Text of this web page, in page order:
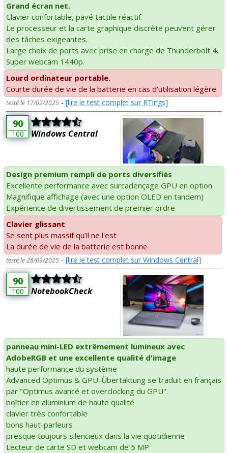
Grand écran net.
Clavier confortable, pavé tactile réactif.
Le processeur et la carte graphique discrète peuvent gérer
des tâches exigeantes.
Large choix de ports avec prise en charge de Thunderbolt 4.
Super webcam 1440p.
Lourd ordinateur portable.
Courte durée de vie de la batterie en cas d'utilisation légère.
testé le 17/02/2025 - [lire le test complet sur RTings]
90
100 Windows Central
Design premium rempli de ports diversifiés
Excellente performance avec surcadençage GPU en option
Magnifique affichage (avec une option OLED en tandem)
Expérience de divertissement de premier ordre
Clavier glissant
Se sent plus massif qu'il ne l'est
La durée de vie de la batterie est bonne
testé le 28/09/2025 - [lire le test complet sur Windows Central]
90
100 NotebookCheck
panneau mini-LED extrêmement lumineux avec
AdobeRGB et une excellente qualité d'image
haute performance du système
Advanced Optimus & GPU-Übertaktung se traduit en français
par "Optimus avancé et overclocking du GPU".
boîtier en aluminium de haute qualité
clavier très confortable
bons haut-parleurs
presque toujours silencieux dans la vie quotidienne
Lecteur de carte SD et webcam de 5 MP